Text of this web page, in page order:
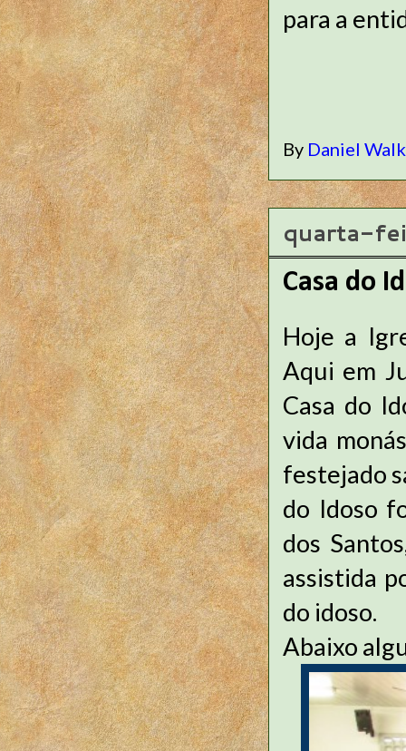
para a
By Daniel
quarta-
Casa do
Hoje a
Aqui em
Casa do
vida
festejado
do Idoso
dos
assistida
do idoso.
Abaixo